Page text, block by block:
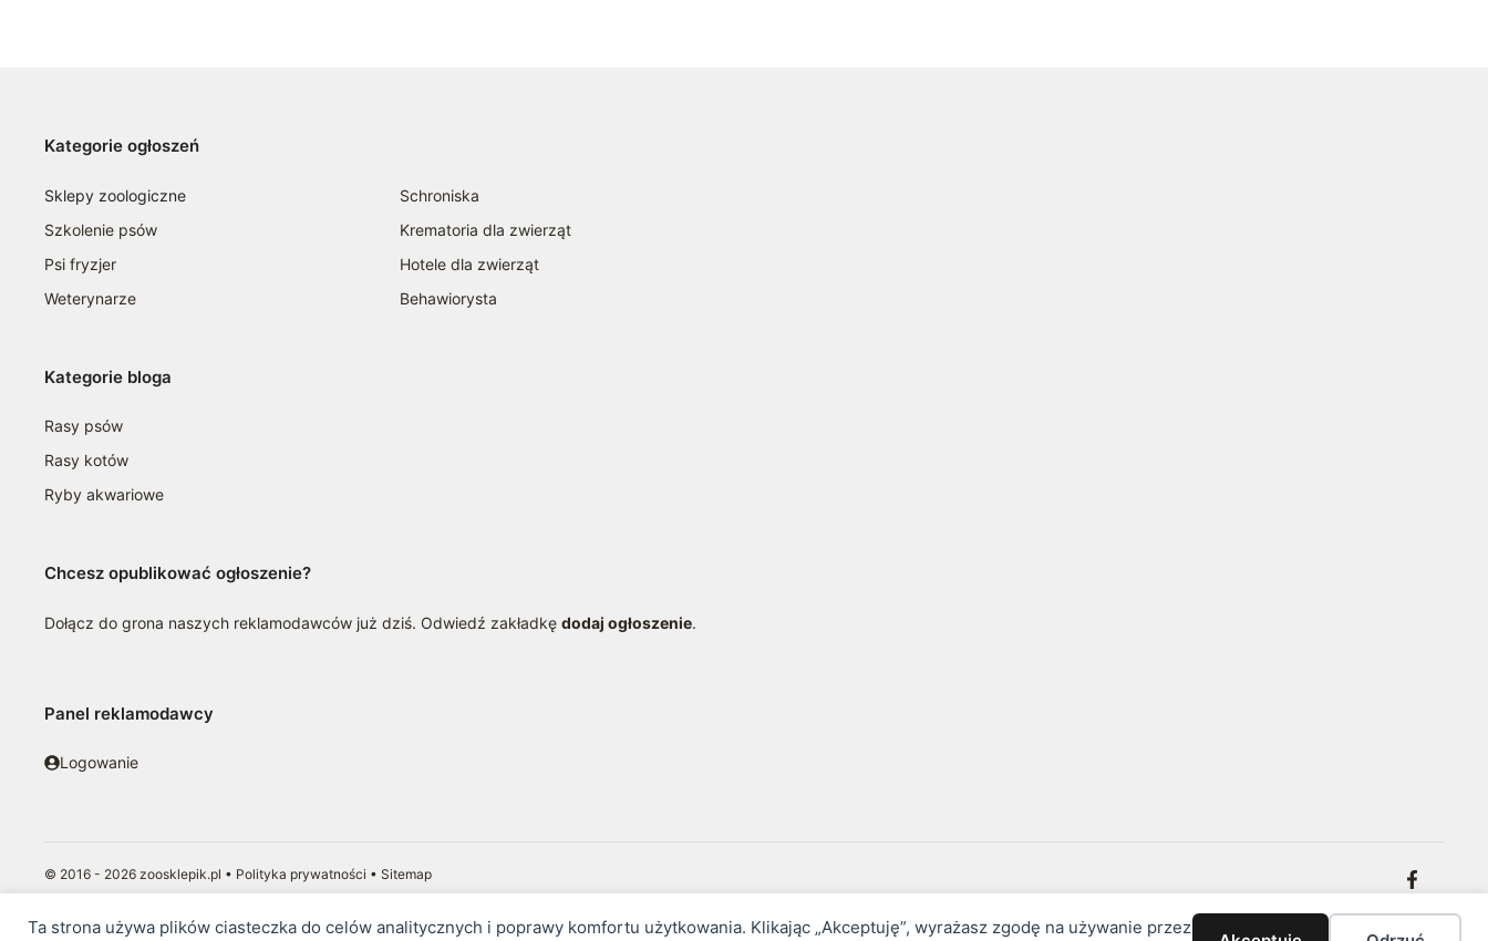
Ta strona używa plików ciasteczka do celów analitycznych i poprawy komfortu użytkowania. Klikając „Akceptuję”, wyrażasz zgodę na używanie przez
Kategorie ogłoszeń
Sklepy zoologiczne
Szkolenie psów
Psi fryzjer
Weterynarze
Schroniska
Krematoria dla zwierząt
Hotele dla zwierząt
Behawiorysta
Kategorie bloga
Rasy psów
Rasy kotów
Ryby akwariowe
Chcesz opublikować ogłoszenie?
Dołącz do grona naszych reklamodawców już dziś. Odwiedź zakładkę dodaj ogłoszenie.
Panel reklamodawcy
Logowanie
© 2016 - 2026 zoosklepik.pl • Polityka prywatności • Sitemap